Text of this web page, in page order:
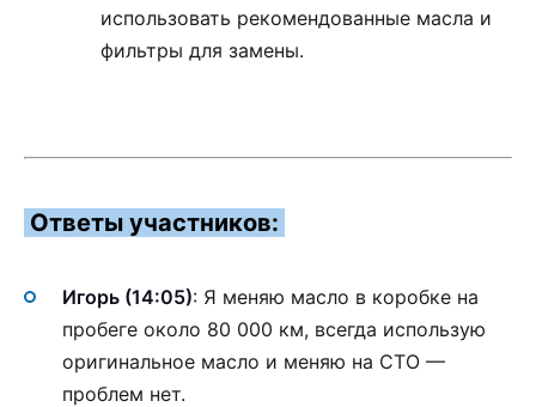
использовать рекомендованные масла и
фильтры для замены.
Ответы участников:
Игорь (14:05): Я меняю масло в коробке на
пробеге около 80 000 км, всегда использую
оригинальное масло и меняю на СТО —
проблем нет.